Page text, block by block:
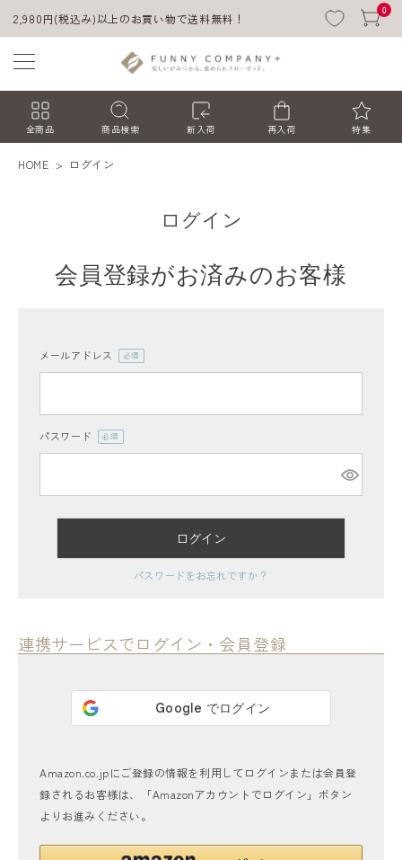
2,980円(税込み)以上のお買い物で送料無料！
0
全商品 商品検索 新入荷 再入荷 特集
レディースボトムス
会員ステージ特典プログラムについて
HOME ログイン
ログイン
会員登録がお済みのお客様
メールアドレス
(必
パスワード
(必
ログイン
パスワードをお忘れですか？
連携サービスでログイン・会員登録
Amazon.co.jpにご登録の情報を利用してログインまたは会員登
録されるお客様は、「Amazonアカウントでログイン」ボタン
よりお進みください。